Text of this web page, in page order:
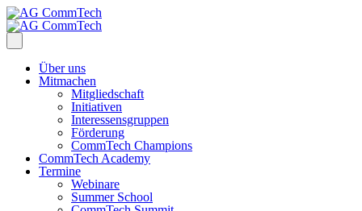
Über uns
Mitmachen
Mitgliedschaft
Initiativen
Interessensgruppen
Förderung
CommTech Champions
CommTech Academy
Termine
Webinare
Summer School